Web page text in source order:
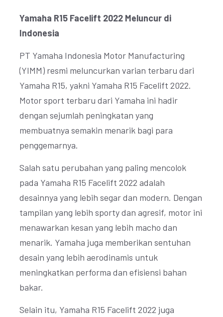
Yamaha R15 Facelift 2022 Meluncur di
Indonesia
PT Yamaha Indonesia Motor Manufacturing
(YIMM) resmi meluncurkan varian terbaru dari
Yamaha R15, yakni Yamaha R15 Facelift 2022.
Motor sport terbaru dari Yamaha ini hadir
dengan sejumlah peningkatan yang
membuatnya semakin menarik bagi para
penggemarnya.
Salah satu perubahan yang paling mencolok
pada Yamaha R15 Facelift 2022 adalah
desainnya yang lebih segar dan modern. Dengan
tampilan yang lebih sporty dan agresif, motor ini
menawarkan kesan yang lebih macho dan
menarik. Yamaha juga memberikan sentuhan
desain yang lebih aerodinamis untuk
meningkatkan performa dan efisiensi bahan
bakar.
Selain itu, Yamaha R15 Facelift 2022 juga